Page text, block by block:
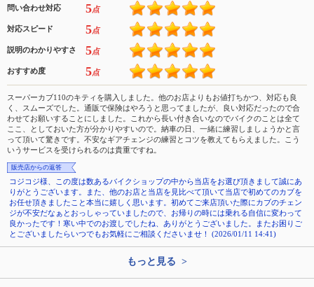
問い合わせ対応 5点
対応スピード 5点
説明のわかりやすさ 5点
おすすめ度 5点
スーパーカブ110のキティを購入しました。他のお店よりもお値打ちかつ、対応も良
く、スムーズでした。通販で保険はやろうと思ってましたが、良い対応だったので合
わせてお願いすることにしました。これから長い付き合いなのでバイクのことは全て
ここ、としておいた方が分かりやすいので。納車の日、一緒に練習しましょうかと言
って頂いて驚きです。不安なギアチェンジの練習とコツを教えてもらえました。こう
いうサービスを受けられるのは貴重ですね。
販売店からの返答
コジコジ様、この度は数あるバイクショップの中から当店をお選び頂きまして誠にあ
りがとうございます。また、他のお店と当店を見比べて頂いて当店で初めてのカブを
お任せ頂きましたこと本当に嬉しく思います。初めてご来店頂いた際にカブのチェン
ジが不安だなぁとおっしゃっていましたので、お帰りの時には乗れる自信に変わって
良かったです！寒い中でのお渡しでしたね、ありがとうございました。またお困りご
とございましたらいつでもお気軽にご相談くださいませ！ (2026/01/11 14:41)
もっと見る >